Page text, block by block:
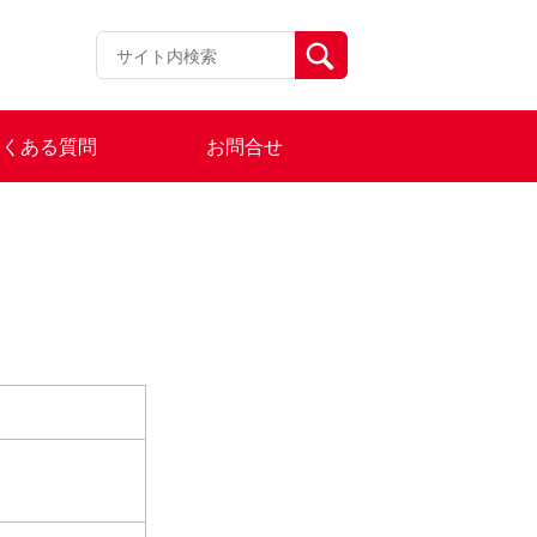
ある質問 お問合せ